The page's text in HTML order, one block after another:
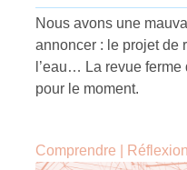
Nous avons une
annoncer : le projet de
l’eau… La revue
pour le moment.
Comprendre Réflexion